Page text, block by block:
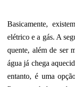
Basicamente,
elétrico e a gás. A
quente, além de ser
água já chega
entanto, é uma